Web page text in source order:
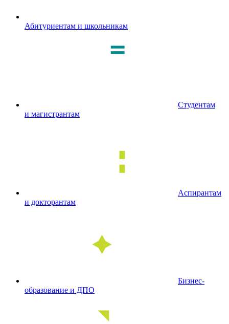
Абитуриентам и школьникам
Студентам
и магистрантам
Аспирантам
и докторантам
Бизнес-
образование и ДПО